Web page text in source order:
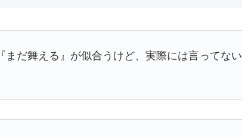
まだ舞える』が似合うけど、実際には言ってない